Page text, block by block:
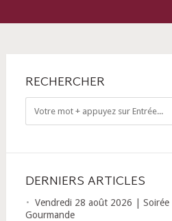
RECHERCHER
DERNIERS ARTICLES
Vendredi 28 août 2026 | Soirée
Gourmande